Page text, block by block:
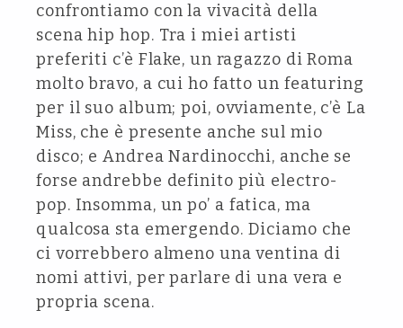
confrontiamo con la vivacità della
scena hip hop. Tra i miei artisti
preferiti c’è Flake, un ragazzo di Roma
molto bravo, a cui ho fatto un featuring
per il suo album; poi, ovviamente, c’è La
Miss, che è presente anche sul mio
disco; e Andrea Nardinocchi, anche se
forse andrebbe definito più electro-
pop. Insomma, un po’ a fatica, ma
qualcosa sta emergendo. Diciamo che
ci vorrebbero almeno una ventina di
nomi attivi, per parlare di una vera e
propria scena.